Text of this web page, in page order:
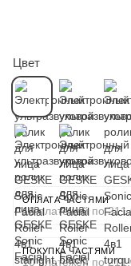
Цвет
ОПЛАТА ЧАСТЯМИ
10 платежей по
ПОКУПКА ЧАСТЯМИ
10 платежей по